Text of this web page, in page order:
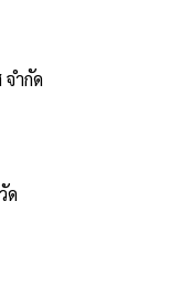
ำกัด
ด